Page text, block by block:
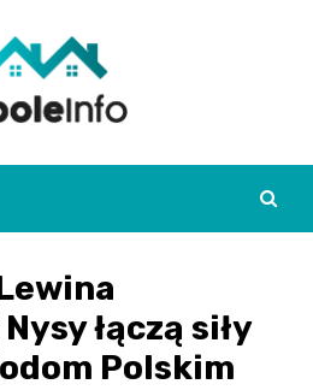
łączą siły
Polskim